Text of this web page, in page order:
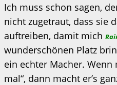
Ich muss schon sagen,
nicht zugetraut, dass sie
auftreiben, damit mich
wunderschönen Platz
ein echter Macher. Wenn
mal“, dann macht er’s